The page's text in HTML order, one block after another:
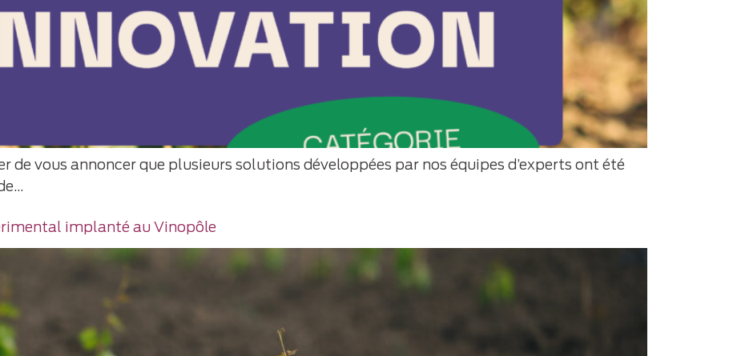
de vous annoncer que plusieurs solutions développées par nos équipes d’experts ont été
implanté au Vinopôle